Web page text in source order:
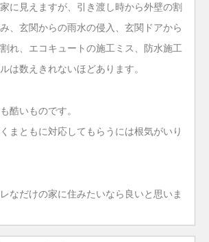
に見えますが、引き渡し時から外壁の割
、玄関からの雨水の侵入、玄関ドアから
れ、エコキュートの施工ミス、防水施工
は数えきれないほどあります。
酷いものです。
まともに対応してもらうには根気がいり
なだけの家に住みたいなら良いと思いま